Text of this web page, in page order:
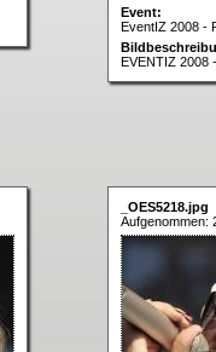
Event:
EventIZ 2008 -
EVENTIZ 2008
_OES5218.jpg
Aufgenommen: